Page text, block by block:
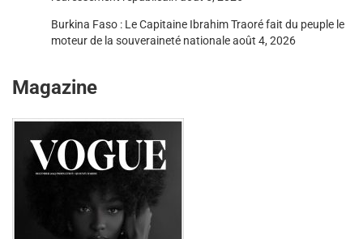
Burkina Faso : Le Capitaine Ibrahim Traoré fait du peuple le
moteur de la souveraineté nationaleaoût 4, 2026
Magazine